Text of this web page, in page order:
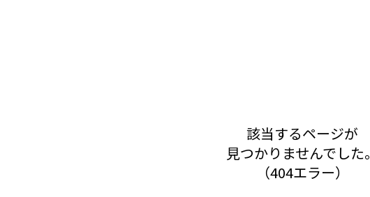
該当するページが
見つかりませんでした。
（404エラー）